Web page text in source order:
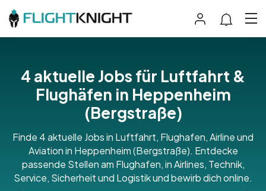
4 aktuelle Jobs für Luftfahrt &
Flughäfen in Heppenheim
(Bergstraße)
Finde 4 aktuelle Jobs in Luftfahrt, Flughafen, Airline und
Aviation in Heppenheim (Bergstraße). Entdecke
passende Stellen am Flughafen, in Airlines, Technik,
Service, Sicherheit und Logistik und bewirb dich online.